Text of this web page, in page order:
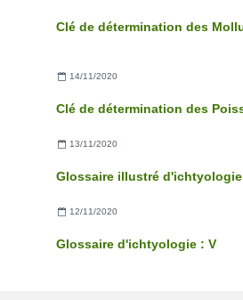
14/11/2020
13/11/2020
Glossaire illustré d'ichtyologie
12/11/2020
Glossaire d'ichtyologie : V